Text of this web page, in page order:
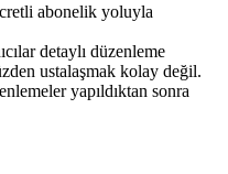
abonelik yoluyla
detaylı düzenleme
ustalaşmak kolay değil.
yapıldıktan sonra